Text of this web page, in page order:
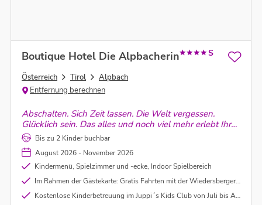
Boutique Hotel Die Alpbacherin S
Österreich Tirol
Alpbach
Entfernung berechnen
Abschalten. Sich Zeit lassen. Die Welt vergessen.
Glücklich sein. Das alles und noch viel mehr erlebt Ihr
im Boutique Hotel im Alpbachtal.
Bis zu 2 Kinder buchbar
August 2026 - November 2026
Kindermenü, Spielzimmer und -ecke, Indoor Spielbereich
Im Rahmen der Gästekarte: Gratis Fahrten mit der Wiedersbergerhornbahn (mit dem Lauserland) und die Reither Kogel Bahn - unter Vorbehalt
Kostenlose Kinderbetreuung im Juppi´s Kids Club von Juli bis August - unter Vorbehalt